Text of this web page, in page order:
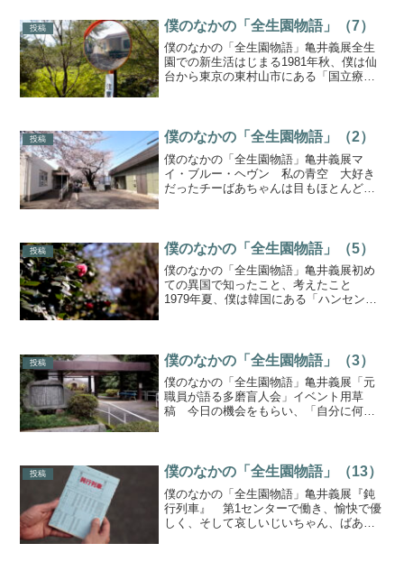
自由舎センターに「...
投稿 僕のなかの「全生園物語」（7）
僕のなかの「全生園物語」亀井義展全生
園での新生活はじまる1981年秋、僕は仙
台から東京の東村山市にある「国立療養
の村のようだった。当...
投稿 僕のなかの「全生園物語」（2）
僕のなかの「全生園物語」亀井義展マ
イ・ブルー・ヘヴン 私の青空 大好き
だったチーばあちゃんは目もほとんど見
イスに乗せて、よく一緒に園...
投稿 僕のなかの「全生園物語」（5）
僕のなかの「全生園物語」亀井義展初め
ての異国で知ったこと、考えたこと
1979年夏、僕は韓国にある「ハンセン病
た。大学の講義にはまっ...
投稿 僕のなかの「全生園物語」（3）
僕のなかの「全生園物語」亀井義展「元
職員が語る多磨盲人会」イベント用草
稿 今日の機会をもらい、「自分に何が
った心なのだろうと思いまし...
投稿 僕のなかの「全生園物語」（13）
僕のなかの「全生園物語」亀井義展『鈍
行列車』 第1センターで働き、愉快で優
しく、そして哀しいじいちゃん、ばあち